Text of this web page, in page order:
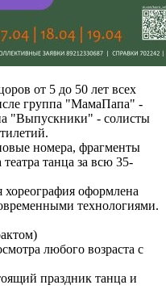
от 5 до 50 лет всех
группа "МамаПапа" -
"Выпускники" - солисты
номера, фрагменты
танца за всю 35-
хореография оформлена
технологиями.
любого возраста с
праздник танца и